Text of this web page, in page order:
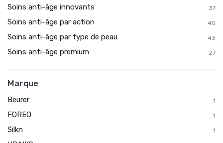
Soins anti-âge innovants 37
Soins anti-âge par action 40
Soins anti-âge par type de peau 43
Soins anti-âge premium 27
Marque
Beurer 1
FOREO 1
Silkn 1